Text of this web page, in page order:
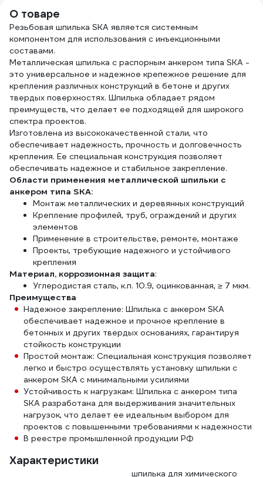
О товаре
Резьбовая шпилька SKA является системным
компонентом для использования с инъекционными
составами.
Металлическая шпилька с распорным анкером типа SКА -
это универсальное и надежное крепежное решение для
крепления различных конструкций в бетоне и других
твердых поверхностях. Шпилька обладает рядом
преимуществ, что делает ее подходящей для широкого
спектра проектов.
Изготовлена из высококачественной стали, что
обеспечивает надежность, прочность и долговечность
крепления. Ее специальная конструкция позволяет
обеспечивать надежное и стабильное закрепление.
Области применения металлической шпильки с
анкером типа SКА:
Монтаж металлических и деревянных конструкций
Крепление профилей, труб, ограждений и других
элементов
Применение в строительстве, ремонте, монтаже
Проекты, требующие надежного и устойчивого
крепления
Материал, коррозионная защита:
Углеродистая сталь, к.п. 10.9, оцинкованная, ≥ 7 мкм.
Преимущества
Надежное закрепление: Шпилька с анкером SКА
обеспечивает надежное и прочное крепление в
бетонных и других твердых основаниях, гарантируя
стойкость конструкции
Простой монтаж: Специальная конструкция позволяет
легко и быстро осуществлять установку шпильки с
анкером SКА с минимальными усилиями
Устойчивость к нагрузкам: Шпилька с анкером типа
SКА разработана для выдерживания значительных
нагрузок, что делает ее идеальным выбором для
проектов с повышенными требованиями к надежности
В реестре промышленной продукции РФ
Характеристики
шпилька для химического